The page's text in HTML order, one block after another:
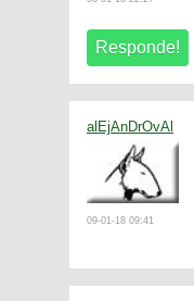
alEjAnDrOvAl
09-01-18 09:41